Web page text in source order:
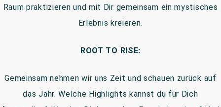
Raum praktizieren und mit Dir gemeinsam ein mystisches
Erlebnis kreieren.
ROOT TO RISE:
Gemeinsam nehmen wir uns Zeit und schauen zurück auf
das Jahr. Welche Highlights kannst du für Dich